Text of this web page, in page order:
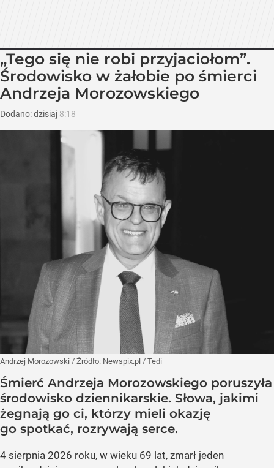
„Tego się nie robi przyjaciołom”.
Środowisko w żałobie po śmierci
Andrzeja Morozowskiego
Dodano:dzisiaj 8:18
Andrzej Morozowski / Źródło: Newspix.pl / Tedi
Śmierć Andrzeja Morozowskiego poruszyła
środowisko dziennikarskie. Słowa, jakimi
żegnają go ci, którzy mieli okazję
go spotkać, rozrywają serce.
4 sierpnia 2026 roku, w wieku 69 lat, zmarł jeden